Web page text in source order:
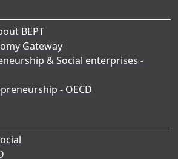
BEPT
Gateway
& Social enterprises -
- OECD